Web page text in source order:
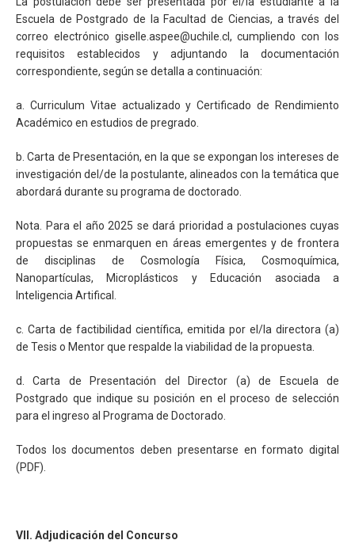
Escuela de Postgrado de la Facultad de Ciencias, a través del
correo electrónico giselle.aspee@uchile.cl, cumpliendo con los
requisitos establecidos y adjuntando la documentación
correspondiente, según se detalla a continuación:
a. Curriculum Vitae actualizado y Certificado de Rendimiento
Académico en estudios de pregrado.
b. Carta de Presentación, en la que se expongan los intereses de
investigación del/de la postulante, alineados con la temática que
abordará durante su programa de doctorado.
Nota. Para el año 2025 se dará prioridad a postulaciones cuyas
propuestas se enmarquen en áreas emergentes y de frontera
de disciplinas de Cosmología Física, Cosmoquímica,
Nanopartículas, Microplásticos y Educación asociada a
Inteligencia Artifical.
c. Carta de factibilidad científica, emitida por el/la directora (a)
de Tesis o Mentor que respalde la viabilidad de la propuesta.
d. Carta de Presentación del Director (a) de Escuela de
Postgrado que indique su posición en el proceso de selección
para el ingreso al Programa de Doctorado.
Todos los documentos deben presentarse en formato digital
(PDF).
VII. Adjudicación del Concurso